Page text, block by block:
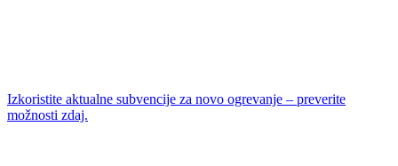
Izkoristite aktualne subvencije za novo ogrevanje – preverite
možnosti zdaj.